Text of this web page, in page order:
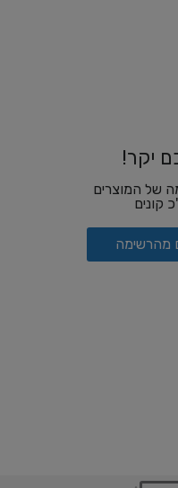
יקר!
של המוצרים
קונים
מהרשימה